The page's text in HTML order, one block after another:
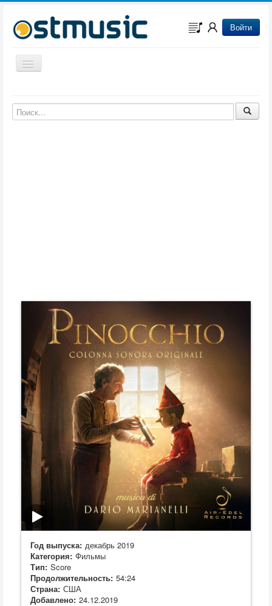
Войти
Включить/выключить навигацию
Музыка из мультфильмов
Музыка из сериалов
Год выпуска: декабрь 2019
Категория: Фильмы
Тип: Score
Продолжительность: 54:24
Страна: США
Добавлено: 24.12.2019